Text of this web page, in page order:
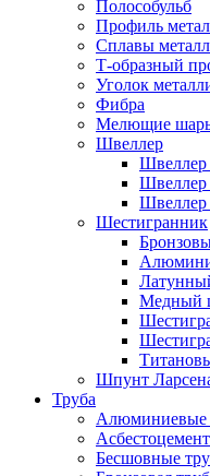
Полособульб
Профиль
Сплавы
Т-образный
Уголок
Фибра
Мелющие
Швеллер
Швеллер
Шестигранник
Медный
Шпунт
Труба
Алюминиевые
Бесшовные